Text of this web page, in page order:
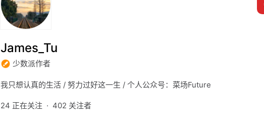
James_Tu
少数派作者
我只想认真的生活 / 努力过好这一生 / 个人公众号：菜场Future
24 正在关注 402 关注者